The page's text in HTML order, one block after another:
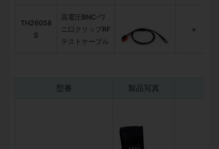
TH26058
S
高電圧BNC-ワ
ニ口クリップRF
テストケーブル
×
型番 製品写真